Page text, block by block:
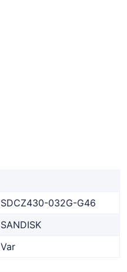
SDCZ430-032G-G46
SANDISK
Var